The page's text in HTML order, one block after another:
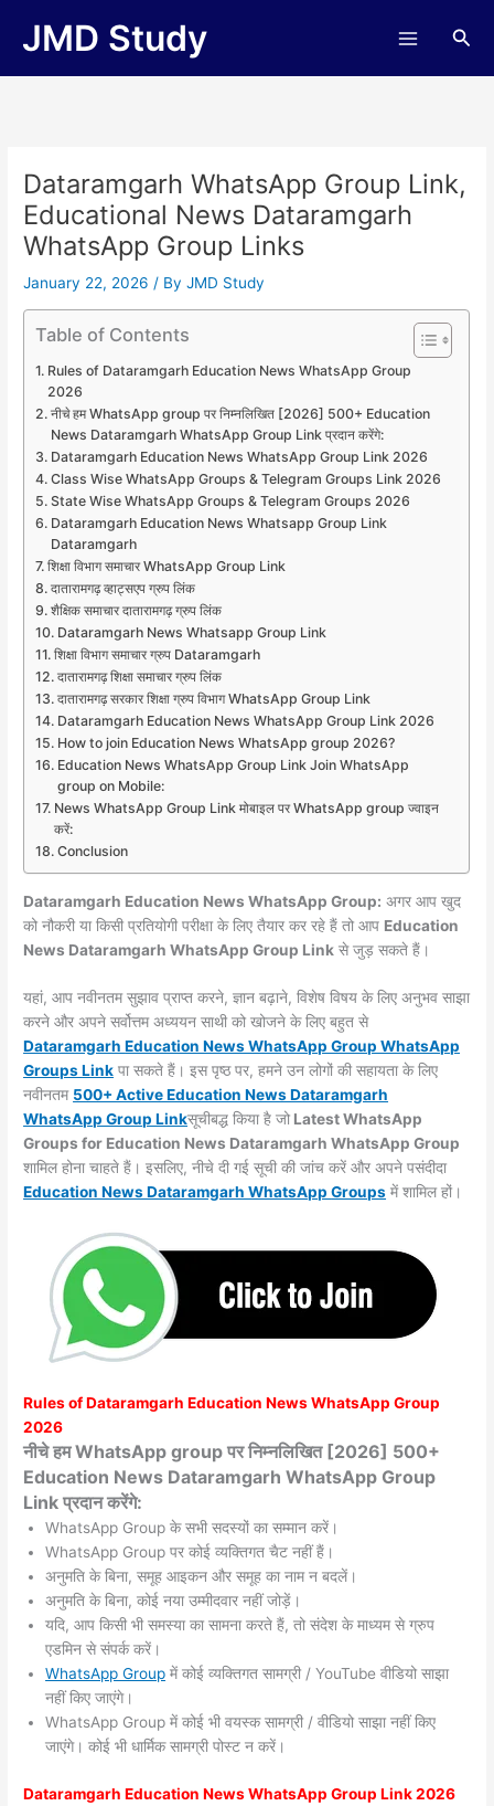
JMD Study
Dataramgarh WhatsApp Group Link,
Educational News Dataramgarh
WhatsApp Group Links
January 22, 2026/ ByJMD Study
Table of Contents
Rules of Dataramgarh Education News WhatsApp Group
2026
नीचे हम WhatsApp group पर निम्नलिखित [2026] 500+ Education
News Dataramgarh WhatsApp Group Link प्रदान करेंगे:
Dataramgarh Education News WhatsApp Group Link 2026
Class Wise WhatsApp Groups & Telegram Groups Link 2026
State Wise WhatsApp Groups & Telegram Groups 2026
Dataramgarh Education News Whatsapp Group Link
Dataramgarh
शिक्षा विभाग समाचार WhatsApp Group Link
दातारामगढ़ व्हाट्सएप ग्रुप लिंक
शैक्षिक समाचार दातारामगढ़ ग्रुप लिंक
Dataramgarh News Whatsapp Group Link
शिक्षा विभाग समाचार ग्रुप Dataramgarh
दातारामगढ़ शिक्षा समाचार ग्रुप लिंक
दातारामगढ़ सरकार शिक्षा ग्रुप विभाग WhatsApp Group Link
Dataramgarh Education News WhatsApp Group Link 2026
How to join Education News WhatsApp group 2026?
Education News WhatsApp Group Link Join WhatsApp
group on Mobile:
News WhatsApp Group Link मोबाइल पर WhatsApp group ज्वाइन
करें:
Conclusion
Dataramgarh Education News WhatsApp Group: अगर आप खुद
को नौकरी या किसी प्रतियोगी परीक्षा के लिए तैयार कर रहे हैं तो आप Education
News Dataramgarh WhatsApp Group Link से जुड़ सकते हैं।
यहां, आप नवीनतम सुझाव प्राप्त करने, ज्ञान बढ़ाने, विशेष विषय के लिए अनुभव साझा
करने और अपने सर्वोत्तम अध्ययन साथी को खोजने के लिए बहुत से
DataramgarhEducation News WhatsApp Group WhatsApp
GroupsLink पा सकते हैं। इस पृष्ठ पर, हमने उन लोगों की सहायता के लिए
नवीनतम 500+ Active Education News Dataramgarh
WhatsApp Group Linkसूचीबद्ध किया है जो Latest WhatsApp
Groups for Education News Dataramgarh WhatsApp Group
शामिल होना चाहते हैं। इसलिए, नीचे दी गई सूची की जांच करें और अपने पसंदीदा
Education News Dataramgarh WhatsAppGroups में शामिल हों।
Rules ofDataramgarhEducation News WhatsApp Group
2026
नीचे हम WhatsApp group पर निम्नलिखित [2026] 500+
Education News Dataramgarh WhatsApp Group
Link प्रदान करेंगे:
WhatsApp Group के सभी सदस्यों का सम्मान करें।
WhatsApp Group पर कोई व्यक्तिगत चैट नहीं हैं।
अनुमति के बिना, समूह आइकन और समूह का नाम न बदलें।
अनुमति के बिना, कोई नया उम्मीदवार नहीं जोड़ें।
यदि, आप किसी भी समस्या का सामना करते हैं, तो संदेश के माध्यम से ग्रुप
एडमिन से संपर्क करें।
WhatsApp Group में कोई व्यक्तिगत सामग्री / YouTube वीडियो साझा
नहीं किए जाएंगे।
WhatsApp Group में कोई भी वयस्क सामग्री / वीडियो साझा नहीं किए
जाएंगे। कोई भी धार्मिक सामग्री पोस्ट न करें।
DataramgarhEducation News WhatsApp Group Link 2026